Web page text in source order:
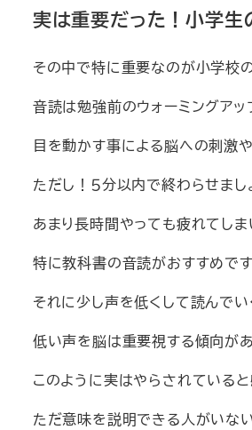
実は重要だった！小学生
その中で特に重要なのが小学校の
音読は勉強前のウォーミングアッ
目を動かす事による脳への刺激
ただし！５分以内で終わらせまし
あまり長時間やっても疲れてし
特に教科書の音読がおすすめです
それに少し声を低くして読んでい
低い声を脳は重要視する傾向が
このように実はやらされている
ただ意味を説明できる人がいな